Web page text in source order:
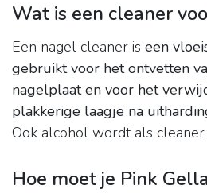
Wat is een cleaner
Een nagel cleaner is een
gebruikt voor het ontvetten
nagelplaat en voor het
plakkerige laagje na
Ook alcohol wordt als
Hoe moet je Pink